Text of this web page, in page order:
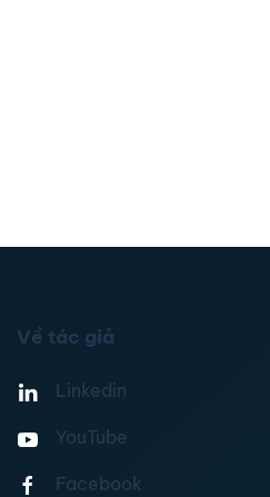
Về tác giả
Linkedin
YouTube
Facebook